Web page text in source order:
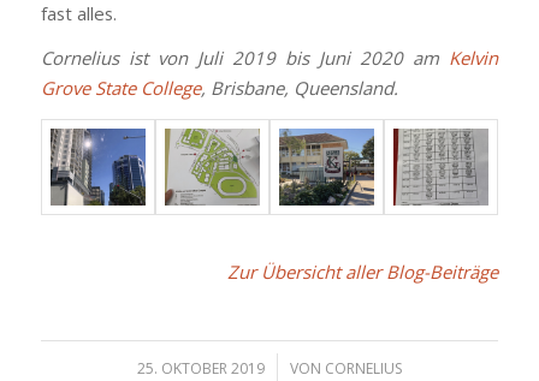
fast alles.
Cornelius ist von Juli 2019 bis Juni 2020 am Kelvin
Grove State College, Brisbane, Queensland.
Zur Übersicht aller Blog-Beiträge
25. OKTOBER 2019
/ VON CORNELIUS